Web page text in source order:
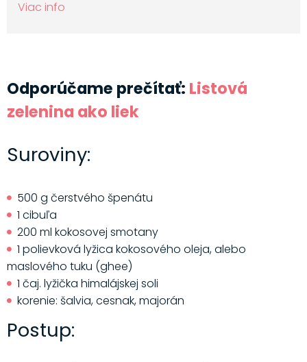
Viac info
Odporúčame prečítať: Listová
zelenina ako liek
Suroviny:
500 g čerstvého špenátu
1 cibuľa
200 ml kokosovej smotany
1 polievková lyžica kokosového oleja, alebo
maslového tuku (ghee)
1 čaj. lyžička himalájskej soli
korenie: šalvia, cesnak, majorán
Postup: